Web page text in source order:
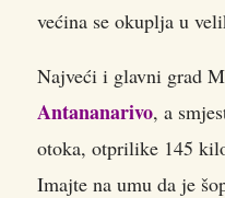
većina se okuplja u
Najveći i glavni grad
Antananarivo, a
otoka, otprilike 145
Imajte na umu da je